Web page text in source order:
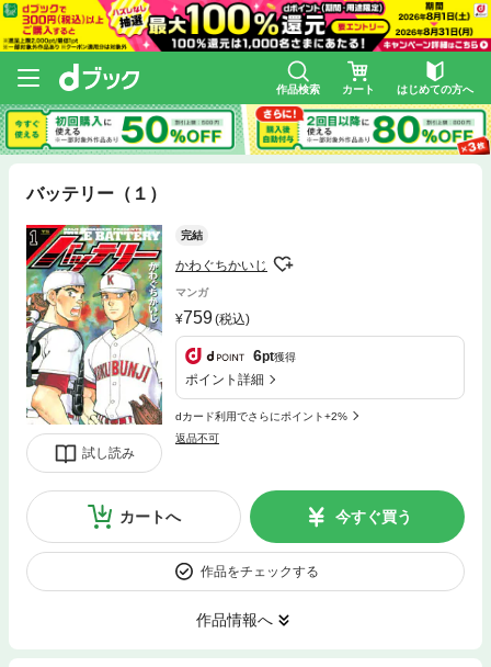
作品検索 カート はじめての方へ
バッテリー（１）
試し読み
完結
かわぐちかいじ
マンガ
759(税込)
6pt獲得
ポイント詳細
dカード利用でさらにポイント+2%
返品不可
カートへ 今すぐ買う
作品をチェックする
作品情報へ